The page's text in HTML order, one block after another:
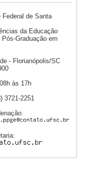
Federal de Santa
da Educação
Pós-Graduação em
- Florianópolis/SC
às 17h
3721-2251